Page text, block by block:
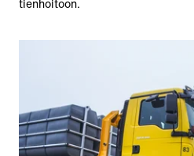
tienhoitoon.